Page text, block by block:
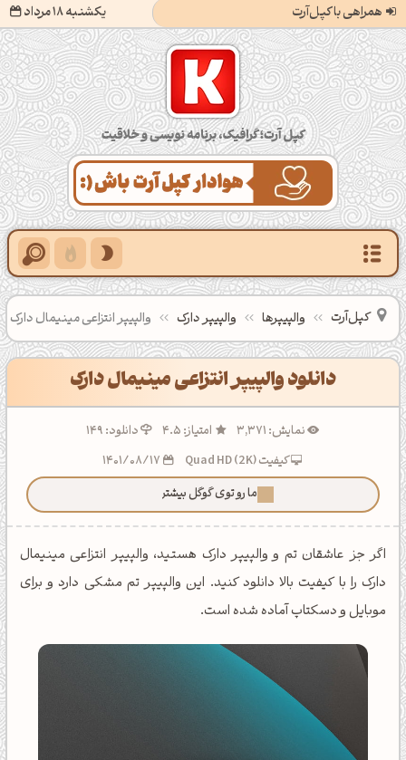
همراهی با کپل‌آرت یکشنبه 18 مرداد
کپل‌آرت؛ گرافیک، برنامه‌نویسی و خلاقیت
کپل‌آرت والپیپرها والپیپر دارک والپیپر انتزاعی مینیمال دارک
دانلود والپیپر انتزاعی مینیمال دارک
نمایش: 3,371 امتیاز: 4.5
دانلود: 149
کیفیت Quad HD (2K)
ما رو توی گوگل بیشتر ببین!
اگر جز عاشقان تم و والپیپر دارک هستید، والپیپر انتزاعی مینیمال
دارک را با کیفیت بالا دانلود کنید. این والپیپر تم مشکی دارد و برای
موبایل و دسکتاپ آماده شده است.